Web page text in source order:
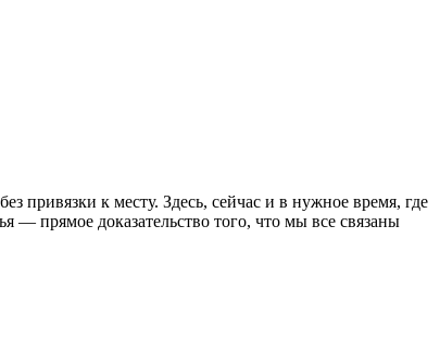
привязки к месту. Здесь, сейчас и в нужное время, где
— прямое доказательство того, что мы все связаны